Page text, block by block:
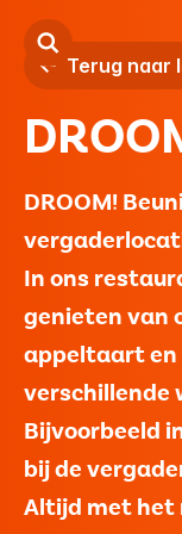
Kind
Jeugd
Volwassenen
Locaties
Over ons
Contact
Verwijzers
Terug naar
​DROOM!
In ons
genieten van
appeltaart en
verschillende
Bijvoorbeeld
bij de
Altijd met het